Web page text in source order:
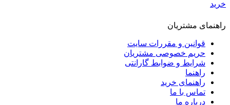
خرید
راهنمای مشتریان
قوانین و مقررات سایت
حریم خصوصی مشتریان
شرایط و ضوابط گارانتی
راهنما
راهنمای خرید
تماس با ما
درباره ما